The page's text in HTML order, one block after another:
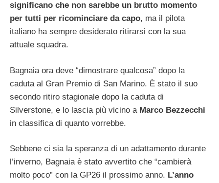
significano che non sarebbe un brutto momento
per tutti per ricominciare da capo, ma il pilota
italiano ha sempre desiderato ritirarsi con la sua
attuale squadra.
Bagnaia ora deve “dimostrare qualcosa” dopo la
caduta al Gran Premio di San Marino. È stato il suo
secondo ritiro stagionale dopo la caduta di
Silverstone, e lo lascia più vicino a Marco Bezzecchi
in classifica di quanto vorrebbe.
Sebbene ci sia la speranza di un adattamento durante
l’inverno, Bagnaia è stato avvertito che “cambierà
molto poco” con la GP26 il prossimo anno. L’anno